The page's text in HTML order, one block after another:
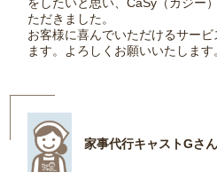
をしたいと思い、CaSy（カジー
ただきました。
お客様に喜んでいただけるサー
ます。よろしくお願いいたします
家事代行キャストGさ